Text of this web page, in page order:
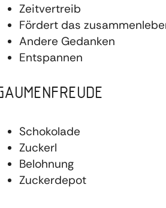
Zeitvertreib
Fördert das
Andere Gedanken
Entspannen
Schokolade
Zuckerl
Belohnung
Zuckerdepot